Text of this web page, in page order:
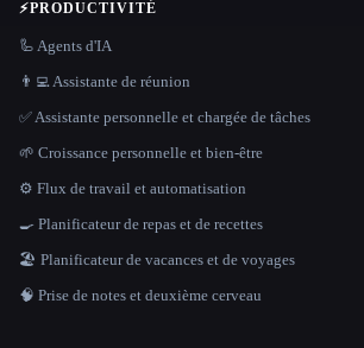
⚡PRODUCTIVITÉ
🦾 Agents d'IA
👨‍💻 Assistante de réunion
✅ Assistante personnelle et chargée de tâches
🌱 Croissance personnelle et bien-être
⚙️ Flux de travail et automatisation
🍳 Planificateur de repas et de recettes
🏖 Planificateur de vacances et de voyages
🧠 Prise de notes et deuxième cerveau